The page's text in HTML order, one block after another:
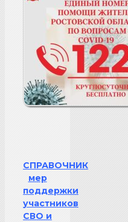
СПРАВОЧНИК
мер
поддержки
участников
СВО и